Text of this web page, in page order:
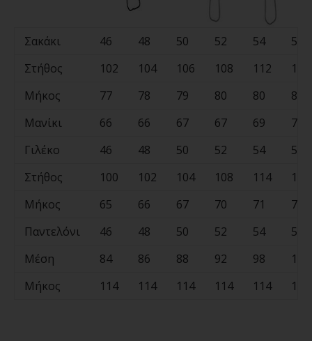
Σακάκι 46 48 50 52 54
56
Στήθος
102 104 106 108 112
118
Μήκος
77 78 79 80 80
81
Μανίκι
66 66 67 67 69
70
Γιλέκο
46 48 50 52 54
56
Στήθος
100 102 104 108 114
118
Μήκος
65 66 67 70 71
73
Παντελόνι
46 48 50 52 54
56
Μέση
84 86 88 92 98
100
Μήκος
114 114 114 114 114 114